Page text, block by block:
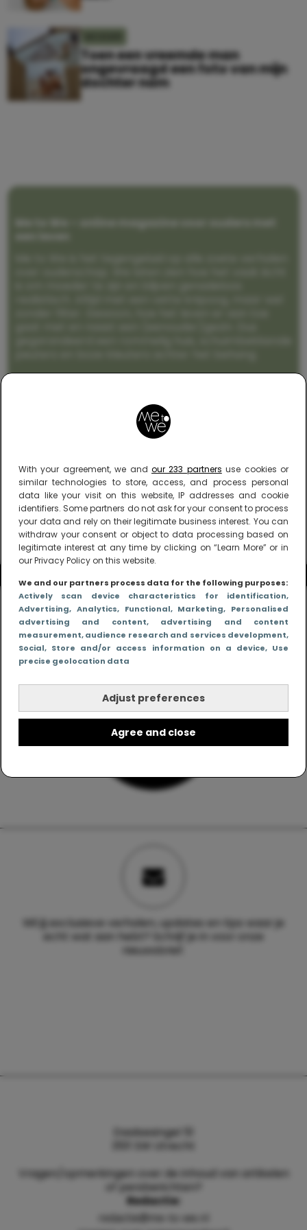
With your agreement, we and our 233 partners use cookies or
similar technologies to store, access, and process personal
data like your visit on this website, IP addresses and cookie
identifiers. Some partners do not ask for your consent to process
your data and rely on their legitimate business interest. You can
withdraw your consent or object to data processing based on
legitimate interest at any time by clicking on “Learn More” or in
our Privacy Policy on this website.
We and our partners process data for the following purposes:
Actively scan device characteristics for identification,
Advertising, Analytics, Functional, Marketing, Personalised
advertising and content, advertising and content
measurement, audience research and services development,
Social, Store and/or access information on a device, Use
precise geolocation data
Adjust preferences
Agree and close
Toen een vreemde man
ongevraagd een foto van mijn
dochter nam
Me to We – online magazine voor ouders met
Wil jij exclusieve verhalen, updates en tips waar je
echt wat aan hebt? Schrijf je in voor onze
nieuwsbrief.
Daalsesingel 51
3511 SW Utrecht
Vragen/opmerkingen over de inhoud van artikelen
of persberichten?
Redactie:
redactie@me-to-we.nl